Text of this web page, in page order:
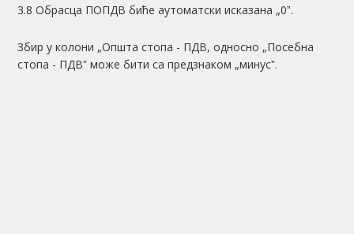
3.8 Обрасца ПОПДВ биће аутоматски исказана „0ˮ.
Збир у колони „Општа стопа - ПДВ, односно „Посебна
стопа - ПДВˮ може бити са предзнаком „минусˮ.